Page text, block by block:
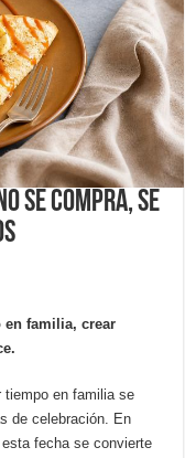
se compra, se
en familia, crear
tiempo en familia se
de celebración. En
fecha se convierte